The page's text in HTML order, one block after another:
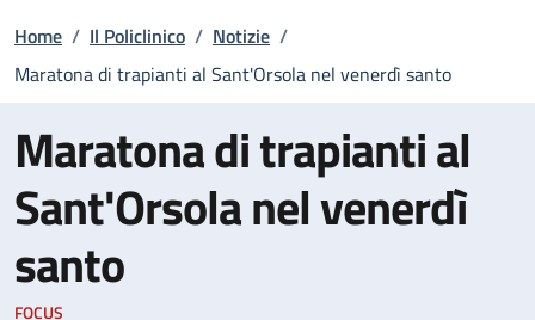
Briciole di pane
Home / Il Policlinico / Notizie /
Maratona di trapianti al Sant'Orsola nel venerdì santo
Maratona di trapianti al
Sant'Orsola nel venerdì
santo
FOCUS